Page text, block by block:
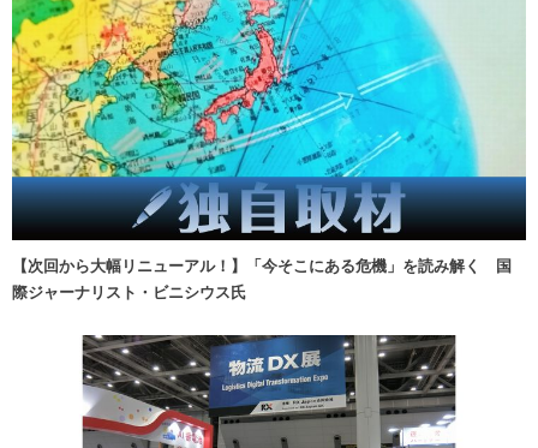
【次回から大幅リニューアル！】「今そこにある危機」を読み解く 国
際ジャーナリスト・ビニシウス氏